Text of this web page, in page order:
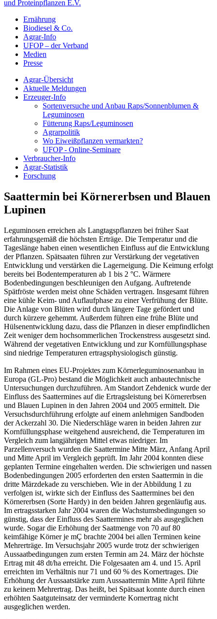
und Proteinpflanzen E.V.
Ernährung
Biodiesel & Co.
Agrar-Info
UFOP – der Verband
Medien
Presse
Agrar-Übersicht
Aktuelle Meldungen
Erzeuger-Info
Sortenversuche und Anbau Raps/Sonnenblumen &
Leguminosen
Fütterung Raps/Leguminosen
Agrarpolitik
Wo Eiweißpflanzen vermarkten?
UFOP - Online-Seminare
Verbraucher-Info
Agrar-Statistik
Forschung
Saattermin bei Körnererbsen und Blauen
Lupinen
Leguminosen erreichen als Langtagspflanzen bei früher Saat
erfahrungsgemäß die höchsten Erträge. Die Temperatur und die
Tageslänge haben einen wesentlichen Einfluss auf die Entwicklung
der Pflanzen. Spätsaaten führen zur Verstärkung der vegetativen
Entwicklung und verstärken die Lagerneigung. Die Keimung erfolgt
bereits bei Bodentemperaturen ab 1 bis 2 °C. Wärmere
Bodenbedingungen beschleunigen den Aufgang. Auftretende
Spätfröste werden meist ohne Schäden vertragen. Insgesamt führen
eine kühle Keim- und Auflaufphase zu einer Verfrühung der Blüte.
Die Anlage von Blüten wird durch längere Tage gefördert und
durch kürzere gehemmt. Außerdem führen eine frühe Blüte und
Hülsenentwicklung dazu, dass die Pflanzen in dieser empfindlichen
Zeit weniger dem hochsommerlichen Trockenstress ausgesetzt sind.
Während der vegetativen Entwicklung und zur Kornfüllungsphase
sind niedrige Temperaturen ertragsphysiologisch günstig.
Im Rahmen eines EU-Projektes zum Körnerleguminosenanbau in
Europa (GL-Pro) bestand die Möglichkeit auch anbautechnische
Untersuchungen durchzuführen. Am Standort Zehdenick wurde der
Einfluss des Saattermines auf die Ertragsleistung bei Körnererbsen
und Blauen Lupinen in den Jahren 2004 und 2005 ermittelt. Die
Versuchsdurchführung erfolgte auf einem anlehmigen Sandboden
der Ackerzahl 30. Die Niederschläge waren in beiden Jahren zur
Kornfüllungsphase weitgehend ausreichend, die Temperaturen im
Vergleich zum langjährigen Mittel etwas niedriger. Im
Parzellenversuch wurden die Saattermine Mitte März, Anfang April
und Mitte April im Vergleich geprüft. Im Jahr 2004 konnten diese
geplanten Termine eingehalten werden. Die schwierigen und nassen
Bodenbedingungen 2005 erforderten den ersten Saattermin in die
dritte Märzdekade zu verschieben. Wie in der Abbildung 1 zu
verfolgen ist, wirkte sich der Einfluss des Saattermines bei den
Körnererbsen (Sorte Hardy) in den beiden Jahren gegenläufig aus.
Im ertragsstarken Jahr 2004 waren die Wachstumsbedingungen so
günstig, dass der Einfluss des Saattermines mehr als ausgeglichen
wurde. Sogar die Erhöhung der Saatmenge von 70 auf 80
keimfähige Körner je mÇ brachte 2004 bei allen Terminen keine
Mehrerträge. Im Versuchsjahr 2005 wurde trotz der schwierigen
Aussaatbedingungen zum ersten Termin am 24. März der höchste
Ertrag mit 48 dt/ha erreicht. Die Folgesaaten am 4. und 15. April
erreichten im Verhältnis nur 71 und 60 % des Kornertrages. Die
Erhöhung der Aussaatstärke zum Aussaattermin Mitte April führte
zu keinem Mehrertrag. Das heißt, bei Spätsaat konnte durch einen
erhöhten Saatguteinsatz der verminderte Kornertrag nicht
ausgeglichen werden.